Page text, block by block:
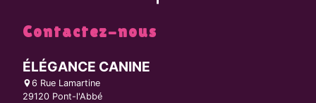
Contactez-nous
ÉLÉGANCE CANINE
6 Rue Lamartine
29120 Pont-l'Abbé